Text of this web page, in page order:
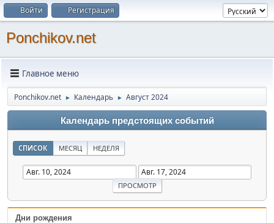
Войти Регистрация
Ponchikov.net
Главное меню
Ponchikov.net ► Календарь ► Август 2024
Календарь предстоящих событий
СПИСОК МЕСЯЦ НЕДЕЛЯ
Дни рождения